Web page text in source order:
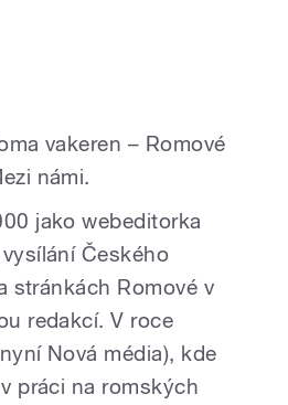
vakeren – Romové
námi.
jako webeditorka
Českého
stránkách Romové v
redakcí. V roce
Nová média), kde
práci na romských